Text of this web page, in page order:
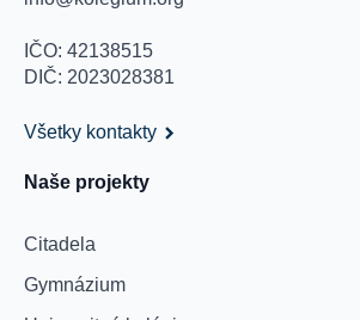
IČO: 42138515
DIČ: 2023028381
Všetky kontakty
Naše projekty
Citadela
Gymnázium